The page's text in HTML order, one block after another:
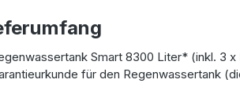
Smart 8300 Liter* (inkl. 3
für den Regenwassertank